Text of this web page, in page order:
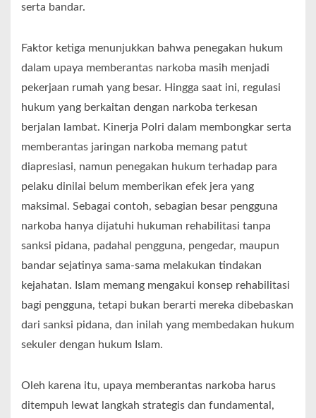
serta bandar.
Faktor ketiga menunjukkan bahwa penegakan hukum
dalam upaya memberantas narkoba masih menjadi
pekerjaan rumah yang besar. Hingga saat ini, regulasi
hukum yang berkaitan dengan narkoba terkesan
berjalan lambat. Kinerja Polri dalam membongkar serta
memberantas jaringan narkoba memang patut
diapresiasi, namun penegakan hukum terhadap para
pelaku dinilai belum memberikan efek jera yang
maksimal. Sebagai contoh, sebagian besar pengguna
narkoba hanya dijatuhi hukuman rehabilitasi tanpa
sanksi pidana, padahal pengguna, pengedar, maupun
bandar sejatinya sama-sama melakukan tindakan
kejahatan. Islam memang mengakui konsep rehabilitasi
bagi pengguna, tetapi bukan berarti mereka dibebaskan
dari sanksi pidana, dan inilah yang membedakan hukum
sekuler dengan hukum Islam.
Oleh karena itu, upaya memberantas narkoba harus
ditempuh lewat langkah strategis dan fundamental,